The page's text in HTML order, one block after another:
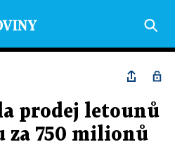
prodej letounů
za 750 milionů